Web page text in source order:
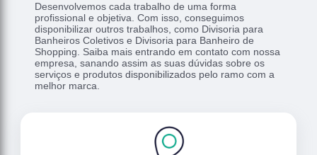
Desenvolvemos cada trabalho de uma forma
profissional e objetiva. Com isso, conseguimos
disponibilizar outros trabalhos, como Divisoria para
Banheiros Coletivos e Divisoria para Banheiro de
Shopping. Saiba mais entrando em contato com nossa
empresa, sanando assim as suas dúvidas sobre os
serviços e produtos disponibilizados pelo ramo com a
melhor marca.